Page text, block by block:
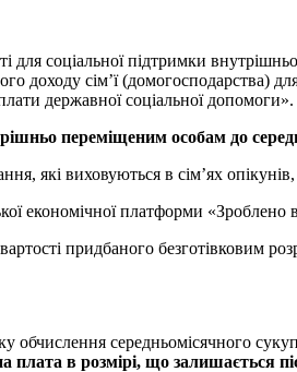
соціальної підтримки
доходу сім’ї (домогосподарства)
державної соціальної допомоги».
переміщеним особам до
які виховуються в сім’ях
економічної платформи «Зроблено
придбаного безготівковим
середньомісячного
плата в розмірі, що залишається